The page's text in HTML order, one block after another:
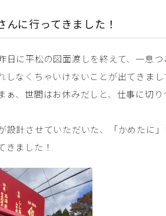
んに行ってきました！
日に平松の図面渡しを終えて、一息
しなくちゃいけないことが出てきま
ぁ、世間はお休みだしと、仕事に切
設計させていただいた、「かめたに
きました！